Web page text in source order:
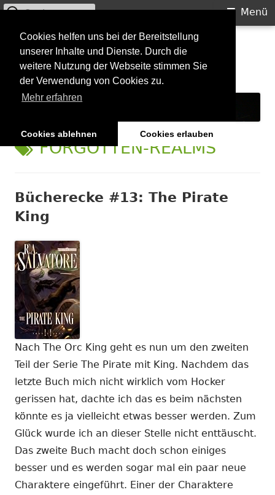
Cookies helfen uns bei der Bereitstellung
unserer Inhalte und Dienste. Durch die
weitere Nutzung der Webseite stimmen Sie
der Verwendung von Cookies zu.
Mehr erfahren
Cookies ablehnen Cookies erlauben
Springe
Inhalt
Starkilla
Konzertberichte und mehr
Primäres
Menü
Menü
Suchen
SCHLAGWORT:
FORGOTTEN-REALMS
Bücherecke #13: The Pirate
King
Nach The Orc King geht es nun um den zweiten
Teil der Serie The Pirate mit King. Nachdem das
letzte Buch mich nicht wirklich vom Hocker
gerissen hat, dachte ich das es beim nächsten
könnte es ja vielleicht etwas besser werden. Zum
Glück wurde ich an dieser Stelle nicht enttäuscht.
Das zweite Buch macht doch schon einiges
besser und es werden sogar mal ein paar neue
Charaktere eingeführt. Einer der Charaktere